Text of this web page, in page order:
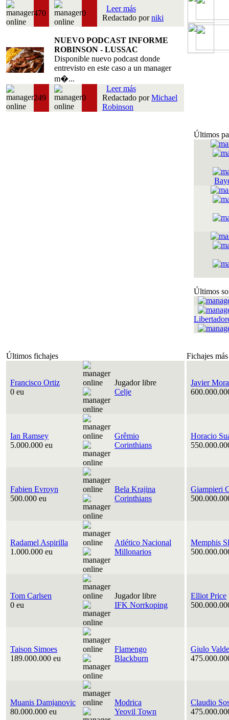
470 0
Leer más
Redactado porniki
NUEVO PODCAST INFORME
ROBINSON - LUSSAC
Disponible nuevo podcast donde
entrevisto en este caso a un manager
m�...
249 0
Leer más
Redactado porMichael
Robinson
Últimos
Últimos
Últimos fichajes Fichajes
Francisco Ortiz
0 eu
Jugador libre
Celje
Javier
Ian Ramsey
5.000.000 eu
Grêmio
Corinthians
Horacio
Fabien Evroyn
500.000 eu
Bela Krajina
Corinthians
Giampieri
Radamel Aspirilla
1.000.000 eu
Atlético Nacional
Millonarios
Memphis
Tom Carlsen
0 eu
Jugador libre
IFK Norrkoping
Elliot Price
Taison Simoes
189.000.000 eu
Flamengo
Blackburn
Giulo
Muanis Damjanovic
80.000.000 eu
Modrica
Yeovil Town
Claudio